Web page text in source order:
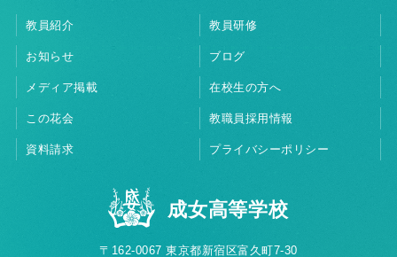
教員紹介 教員研修
お知らせ ブログ
メディア掲載 在校生の方へ
この花会 教職員採用情報
資料請求 プライバシーポリシー
成女高等学校
〒162-0067 東京都新宿区富久町7-30